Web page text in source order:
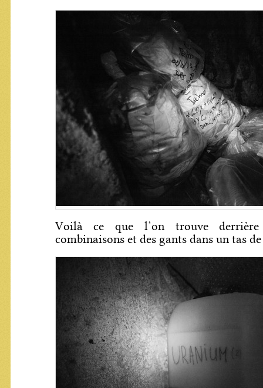
Voilà ce que l’on trouve
combinaisons et des gants dans un tas de